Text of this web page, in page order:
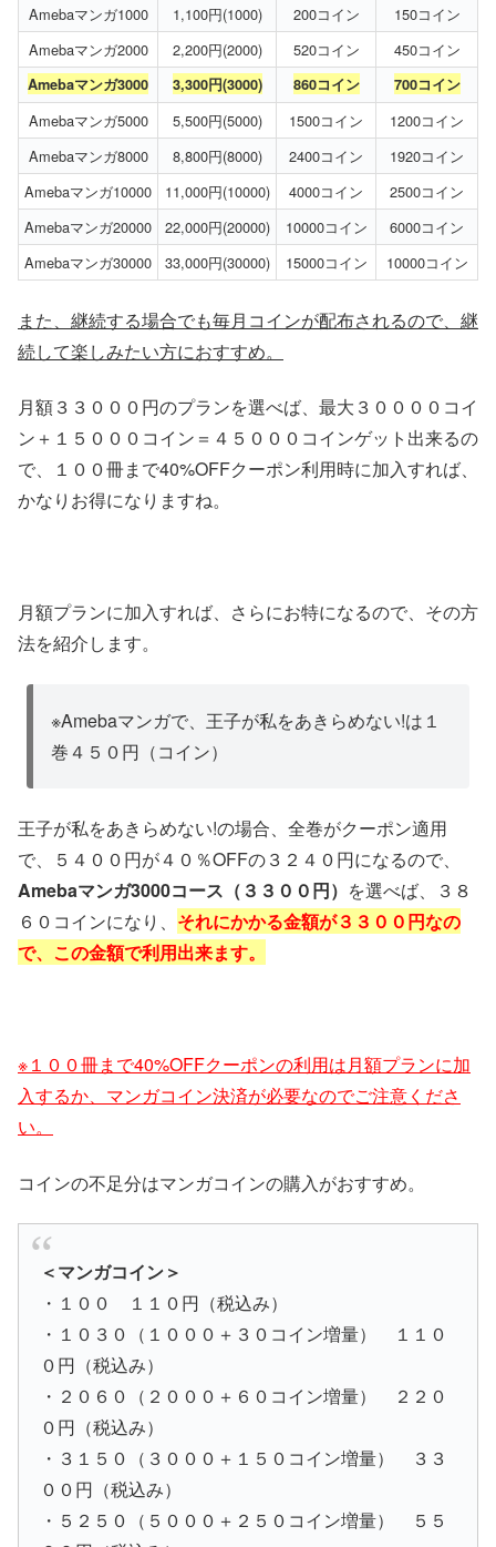
Amebaマンガ1000 1,100円(1000) 200コイン
150コイン
Amebaマンガ2000
2,200円(2000) 520コイン 450コイン
Amebaマンガ3000 3,300円(3000) 860コイン 700コイン
Amebaマンガ5000 5,500円(5000) 1500コイン
1200コイン
Amebaマンガ8000
8,800円(8000) 2400コイン
1920コイン
Amebaマンガ10000
11,000円(10000) 4000コイン
2500コイン
Amebaマンガ20000
22,000円(20000) 10000コイン
6000コイン
Amebaマンガ30000
33,000円(30000) 15000コイン 10000コイン
また、継続する場合でも毎月コインが配布されるので、継
続して楽しみたい方におすすめ。
月額３３０００円のプランを選べば、最大３００００コイ
ン＋１５０００コイン＝４５０００コインゲット出来るの
で、１００冊まで40%OFFクーポン利用時に加入すれば、
かなりお得になりますね。
月額プランに加入すれば、さらにお特になるので、その方
法を紹介します。
※Amebaマンガで、王子が私をあきらめない!は１
巻４５０円（コイン）
王子が私をあきらめない!の場合、全巻がクーポン適用
で、５４００円が４０％OFFの３２４０円になるので、
Amebaマンガ3000コース（３３００円） を選べば、３８
６０コインになり、 それにかかる金額が３３００円なの
で、この金額で利用出来ます。
※１００冊まで40%OFFクーポンの利用は月額プランに加
入するか、マンガコイン決済が必要なのでご注意くださ
い。
コインの不足分はマンガコインの購入がおすすめ。
＜マンガコイン＞
・１００ １１０円（税込み）
・１０３０（１０００＋３０コイン増量） １１０
０円（税込み）
・２０６０（２０００＋６０コイン増量） ２２０
０円（税込み）
・３１５０（３０００＋１５０コイン増量） ３３
００円（税込み）
・５２５０（５０００＋２５０コイン増量） ５５